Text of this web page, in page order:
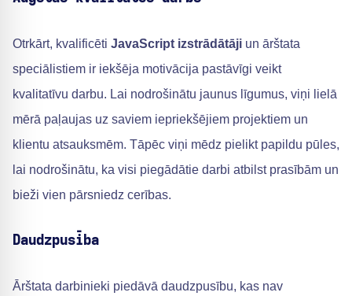
Otrkārt, kvalificēti JavaScript izstrādātāji un ārštata
speciālistiem ir iekšēja motivācija pastāvīgi veikt
kvalitatīvu darbu. Lai nodrošinātu jaunus līgumus, viņi lielā
mērā paļaujas uz saviem iepriekšējiem projektiem un
klientu atsauksmēm. Tāpēc viņi mēdz pielikt papildu pūles,
lai nodrošinātu, ka visi piegādātie darbi atbilst prasībām un
bieži vien pārsniedz cerības.
Daudzpusība
Ārštata darbinieki piedāvā daudzpusību, kas nav